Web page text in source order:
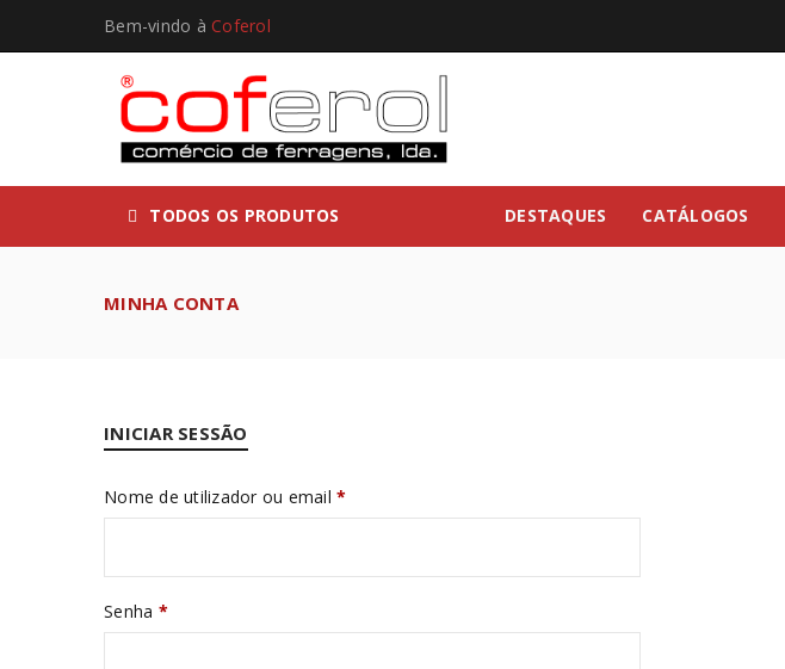
Bem-vindo à Coferol
TODOS OS PRODUTOS DESTAQUES CATÁLOGOS
MINHA CONTA
INICIAR SESSÃO
Nome de utilizador ou email *
Senha *